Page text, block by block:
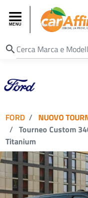
search
FORD
NUOVO
Tourneo Custom
Titanium